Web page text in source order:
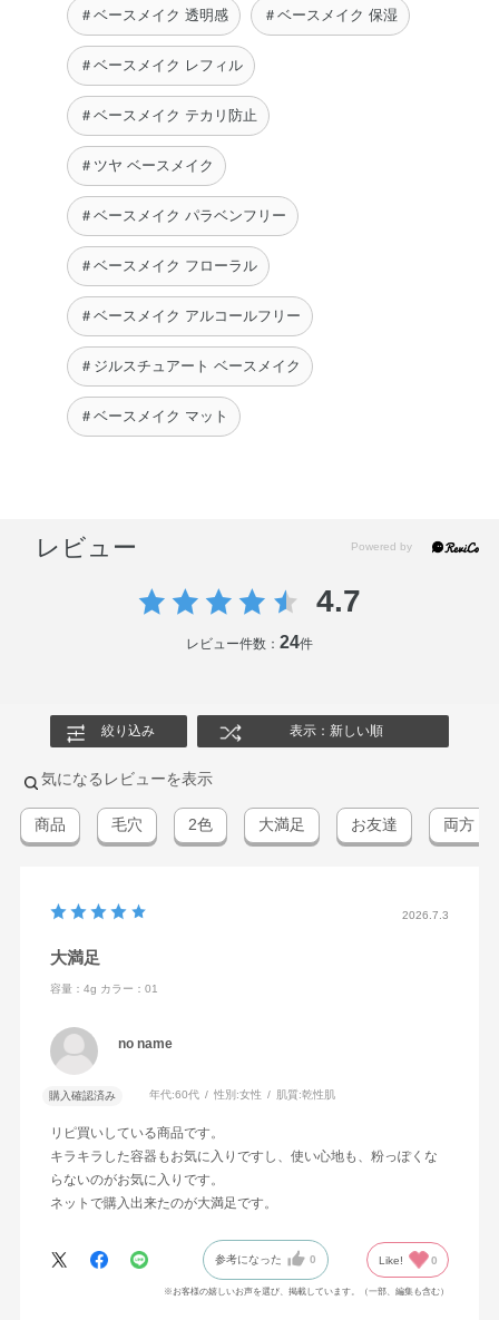
＃ベースメイク 透明感 ＃ベースメイク 保湿
＃ベースメイク レフィル
＃ベースメイク テカリ防止
＃ツヤ ベースメイク
＃ベースメイク パラベンフリー
＃ベースメイク フローラル
＃ベースメイク アルコールフリー
＃ジルスチュアート ベースメイク
＃ベースメイク マット
レビュー
4.7
レビュー件数： 24件
絞り込み 表示：新しい順
気になるレビューを表示
商品 毛穴 2色 大満足 お友達 両方
2026.7.3
大満足
容量：4g カラー：01
no name
購入確認済み 年代:60代 性別:女性 肌質:乾性肌
リピ買いしている商品です。
キラキラした容器もお気に入りですし、使い心地も、粉っぽくな
らないのがお気に入りです。
ネットで購入出来たのが大満足です。
参考になった 0 Like! 0
※お客様の嬉しいお声を選び、掲載しています。（一部、編集も含む）